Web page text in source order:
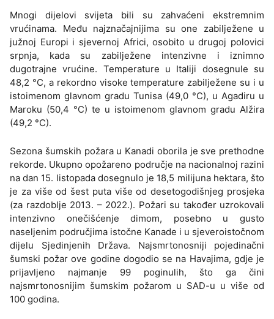
Mnogi dijelovi svijeta bili su zahvaćeni ekstremnim
vrućinama. Među najznačajnijima su one zabilježene u
južnoj Europi i sjevernoj Africi, osobito u drugoj polovici
srpnja, kada su zabilježene intenzivne i iznimno
dugotrajne vrućine. Temperature u Italiji dosegnule su
48,2 °C, a rekordno visoke temperature zabilježene su i u
istoimenom glavnom gradu Tunisa (49,0 °C), u Agadiru u
Maroku (50,4 °C) te u istoimenom glavnom gradu Alžira
(49,2 °C).
Sezona šumskih požara u Kanadi oborila je sve prethodne
rekorde. Ukupno opožareno područje na nacionalnoj razini
na dan 15. listopada dosegnulo je 18,5 milijuna hektara, što
je za više od šest puta više od desetogodišnjeg prosjeka
(za razdoblje 2013. – 2022.). Požari su također uzrokovali
intenzivno onečišćenje dimom, posebno u gusto
naseljenim područjima istočne Kanade i u sjeveroistočnom
dijelu Sjedinjenih Država. Najsmrtonosniji pojedinačni
šumski požar ove godine dogodio se na Havajima, gdje je
prijavljeno najmanje 99 poginulih, što ga čini
najsmrtonosnijim šumskim požarom u SAD-u u više od
100 godina.